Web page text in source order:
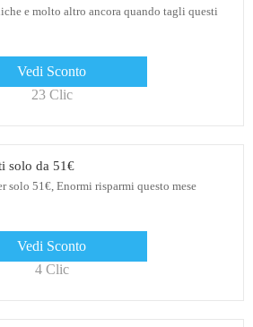
e molto altro ancora quando tagli questi
Vedi Sconto
23 Clic
solo da 51€
51€, Enormi risparmi questo mese
Vedi Sconto
4 Clic